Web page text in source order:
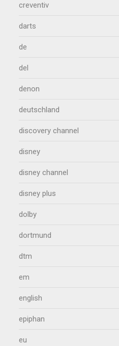
creventiv
darts
de
del
denon
deutschland
discovery channel
disney
disney channel
disney plus
dolby
dortmund
dtm
em
english
epiphan
eu